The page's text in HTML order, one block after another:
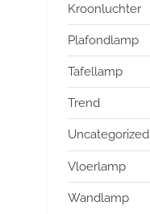
Kroonluchter
Plafondlamp
Tafellamp
Trend
Uncategorized
Vloerlamp
Wandlamp